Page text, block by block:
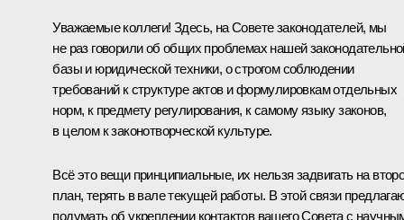
Уважаемые коллеги! Здесь, на Совете законодателей, мы
не раз говорили об общих проблемах нашей
базы и юридической техники, о строгом соблюдении
требований к структуре актов и формулировкам отдельных
норм, к предмету регулирования, к самому языку законов,
в целом к законотворческой культуре.
Всё это вещи принципиальные, их нельзя задвигать на
план, терять в вале текущей работы. В этой связи
подумать об укреплении контактов вашего Совета с